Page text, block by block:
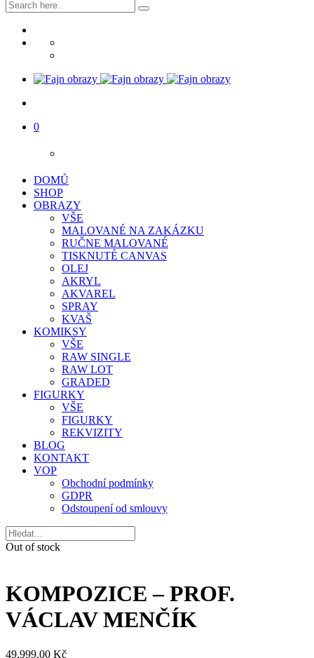
0
DOMŮ
SHOP
OBRAZY
VŠE
MALOVANÉ NA ZAKÁZKU
RUČNE MALOVANÉ
TISKNUTÉ CANVAS
OLEJ
AKRYL
AKVAREL
SPRAY
KVAŠ
KOMIKSY
VŠE
RAW SINGLE
RAW LOT
GRADED
FIGURKY
VŠE
FIGURKY
REKVIZITY
BLOG
KONTAKT
VOP
Obchodní podmínky
GDPR
Odstoupení od smlouvy
Out of stock
KOMPOZICE – PROF.
VÁCLAV MENČÍK
49,999.00 Kč